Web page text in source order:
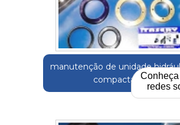
manutenção de unidade
compactas Barueri
redes